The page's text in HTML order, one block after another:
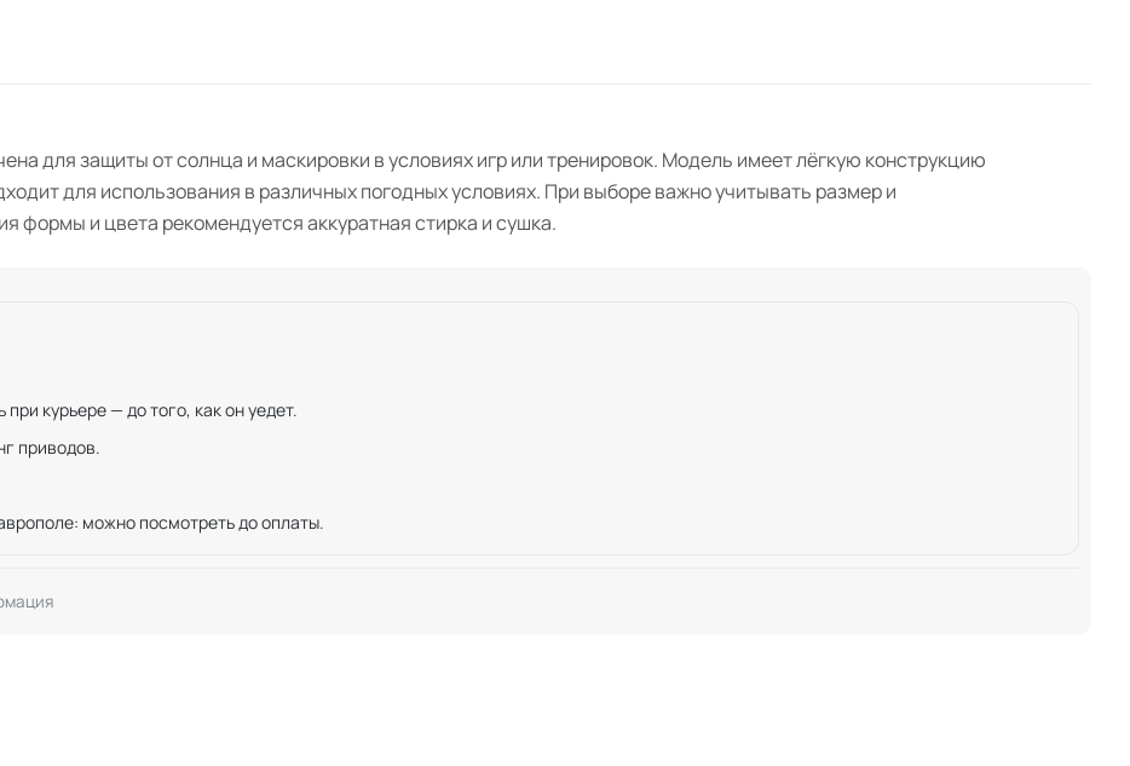
для защиты от солнца и маскировки в условиях игр или тренировок. Модель имеет лёгкую конструкцию
для использования в различных погодных условиях. При выборе важно учитывать размер и
формы и цвета рекомендуется аккуратная стирка и сушка.
курьере — до того, как он уедет.
приводов.
можно посмотреть до оплаты.